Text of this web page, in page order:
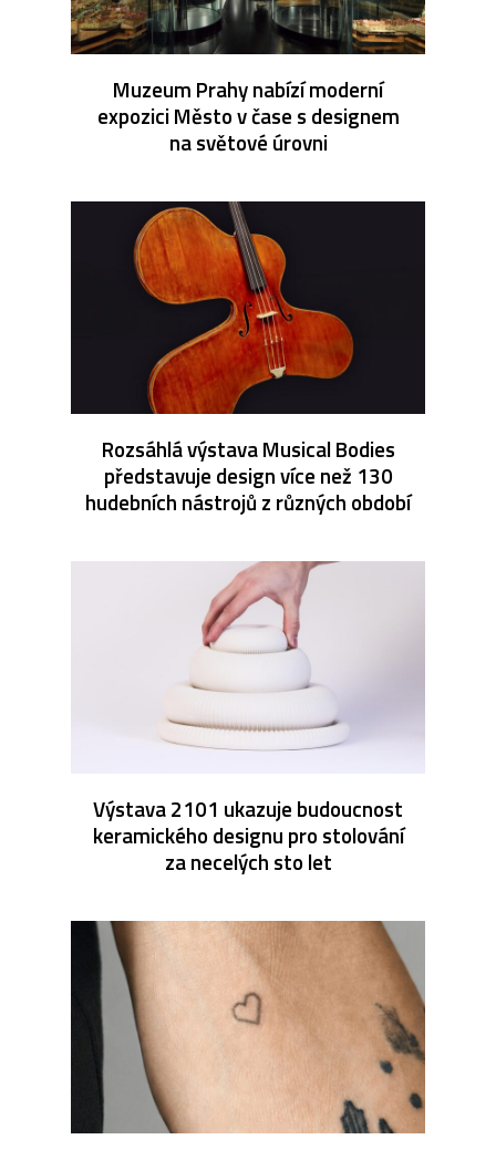
Muzeum Prahy nabízí moderní
expozici Město v čase s designem
na světové úrovni
Rozsáhlá výstava Musical Bodies
představuje design více než 130
hudebních nástrojů z různých období
Výstava 2101 ukazuje budoucnost
keramického designu pro stolování
za necelých sto let